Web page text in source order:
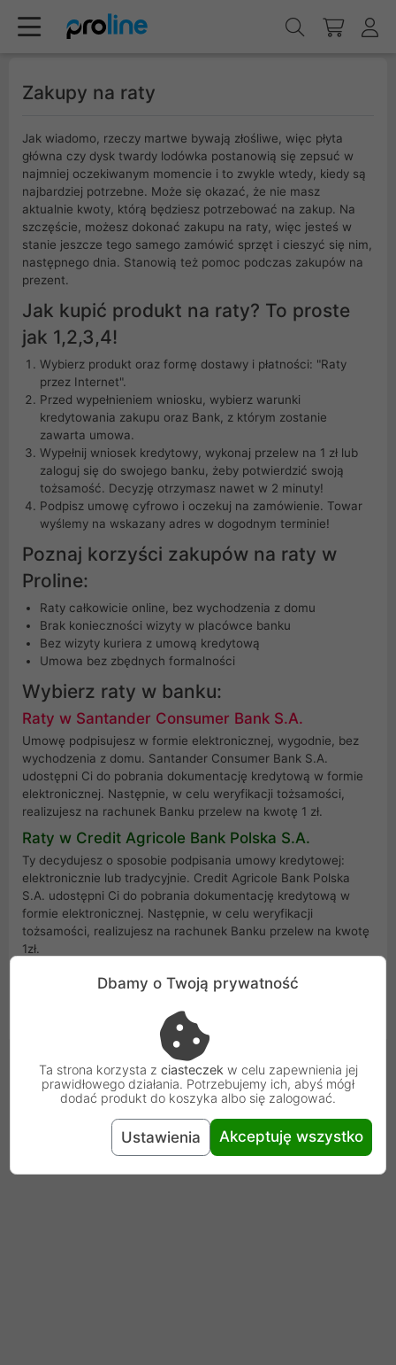
Zakupy na raty
Jak wiadomo, rzeczy martwe bywają złośliwe, więc płyta
główna czy dysk twardy lodówka postanowią się zepsuć w
najmniej oczekiwanym momencie i to zwykle wtedy, kiedy są
najbardziej potrzebne. Może się okazać, że nie masz
aktualnie kwoty, którą będziesz potrzebować na zakup. Na
szczęście, możesz dokonać zakupu na raty, więc jesteś w
stanie jeszcze tego samego zamówić sprzęt i cieszyć się nim,
następnego dnia. Stanowią też pomoc podczas zakupów na
prezent.
Jak kupić produkt na raty? To proste
jak 1,2,3,4!
Wybierz produkt oraz formę dostawy i płatności: "Raty
przez Internet".
Przed wypełnieniem wniosku, wybierz warunki
kredytowania zakupu oraz Bank, z którym zostanie
zawarta umowa.
Wypełnij wniosek kredytowy, wykonaj przelew na 1 zł lub
zaloguj się do swojego banku, żeby potwierdzić swoją
tożsamość. Decyzję otrzymasz nawet w 2 minuty!
Podpisz umowę cyfrowo i oczekuj na zamówienie. Towar
wyślemy na wskazany adres w dogodnym terminie!
Poznaj korzyści zakupów na raty w
Proline:
Raty całkowicie online, bez wychodzenia z domu
Brak konieczności wizyty w placówce banku
Bez wizyty kuriera z umową kredytową
Umowa bez zbędnych formalności
Wybierz raty w banku:
Raty w Santander Consumer Bank S.A.
Umowę podpisujesz w formie elektronicznej, wygodnie, bez
wychodzenia z domu. Santander Consumer Bank S.A.
udostępni Ci do pobrania dokumentację kredytową w formie
elektronicznej. Następnie, w celu weryfikacji tożsamości,
realizujesz na rachunek Banku przelew na kwotę 1 zł.
Raty w Credit Agricole Bank Polska S.A.
Ty decydujesz o sposobie podpisania umowy kredytowej:
elektronicznie lub tradycyjnie. Credit Agricole Bank Polska
S.A. udostępni Ci do pobrania dokumentację kredytową w
formie elektronicznej. Następnie, w celu weryfikacji
tożsamości, realizujesz na rachunek Banku przelew na kwotę
1zł.
Informacje prawne
Częste pytania i więcej informacji
Dbamy o Twoją prywatność
Ta strona korzysta z ciasteczek w celu zapewnienia jej
prawidłowego działania. Potrzebujemy ich, abyś mógł
dodać produkt do koszyka albo się zalogować.
Ustawienia Akceptuję wszystko